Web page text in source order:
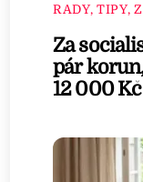
RADY, TIPY,
Za
pár
12 000